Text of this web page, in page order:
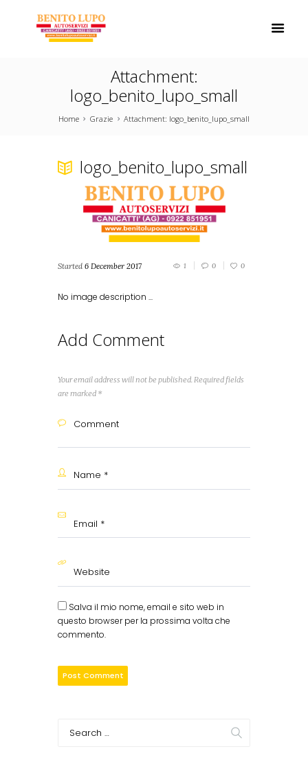
Attachment:
logo_benito_lupo_small
Home Grazie Attachment: logo_benito_lupo_small
logo_benito_lupo_small
Started 6 December 2017 1 0 0
No image description ...
Add Comment
Your email address will not be published. Required fields
are marked *
Salva il mio nome, email e sito web in
questo browser per la prossima volta che
commento.